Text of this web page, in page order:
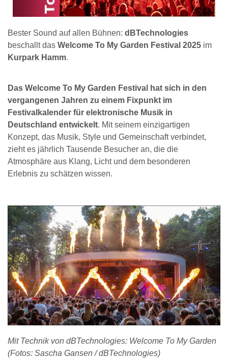
Bester Sound auf allen Bühnen: dBTechnologies
beschallt das Welcome To My Garden Festival 2025 im
Kurpark Hamm.
Das Welcome To My Garden Festival hat sich in den
vergangenen Jahren zu einem Fixpunkt im
Festivalkalender für elektronische Musik in
Deutschland entwickelt. Mit seinem einzigartigen
Konzept, das Musik, Style und Gemeinschaft verbindet,
zieht es jährlich Tausende Besucher an, die die
Atmosphäre aus Klang, Licht und dem besonderen
Erlebnis zu schätzen wissen.
Mit Technik von dBTechnologies: Welcome To My Garden
(Fotos: Sascha Gansen / dBTechnologies)